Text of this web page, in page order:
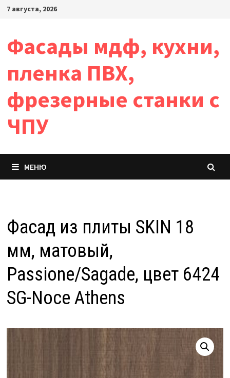
Перейти
7 августа, 2026
Фасады мдф, кухни,
пленка ПВХ,
фрезерные станки с
ЧПУ
МЕНЮ
Фасад из плиты SKIN 18
мм, матовый,
Passione/Sagade, цвет 6424
SG-Noce Athens